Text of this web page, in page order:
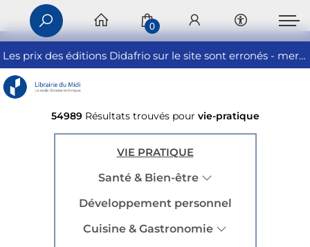
Les prix des éditions Didafrio sur le site sont erronés - merci de nous contacter
0
54989 Résultats trouvés pour vie-pratique
VIE PRATIQUE
Santé & Bien-être
Développement personnel
Cuisine & Gastronomie